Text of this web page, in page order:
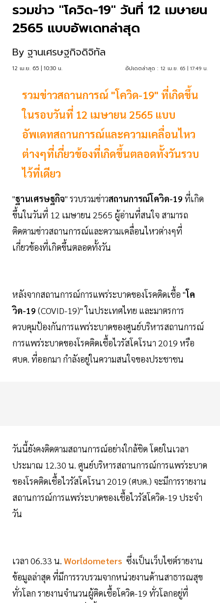
รวมข่าว "โควิด-19" วันที่ 12 เมษายน
2565 แบบอัพเดทล่าสุด
By ฐานเศรษฐกิจดิจิทัล
12 เม.ย. 65 | 10:30 น. อัปเดตล่าสุด : 12 เม.ย. 65 | 17:49 น.
รวมข่าวสถานการณ์ "โควิด-19" ที่เกิดขึ้น
ในรอบวันที่ 12 เมษายน 2565 แบบ
อัพเดทสถานการณ์และความเคลื่อนไหว
ต่างๆที่เกี่ยวข้องที่เกิดขึ้นตลอดทั้งวันรวบ
ไว้ที่เดียว
"ฐานเศรษฐกิจ" รวบรวมข่าวสถานการณ์โควิด-19 ที่เกิด
ขึ้นในวันที่ 12 เมษายน 2565 ผู้อ่านที่สนใจ สามารถ
ติดตามข่าวสถานการณ์และความเคลื่อนไหวต่างๆที่
เกี่ยวข้องที่เกิดขึ้นตลอดทั้งวัน
หลังจากสถานการณ์การแพร่ระบาดของโรคติดเชื้อ "โค
วิด-19 (COVID-19)" ในประเทศไทย และมาตรการ
ควบคุมป้องกันการแพร่ระบาดของศูนย์บริหารสถานการณ์
การแพร่ระบาดของโรคติดเชื้อไวรัสโคโรนา 2019 หรือ
ศบค. ที่ออกมา กำลังอยู่ในความสนใจของประชาชน
วันนี้ยังคงติดตามสถานการณ์อย่างใกล้ชิด โดยในเวลา
ประมาณ 12.30 น. ศูนย์บริหารสถานการณ์การแพร่ระบาด
ของโรคติดเชื้อไวรัสโคโรนา 2019 (ศบค.) จะมีการรายงาน
สถานการณ์การแพร่ระบาดของเชื้อไวรัสโควิด-19 ประจำ
วัน
เวลา 06.33 น. Worldometers ซึ่งเป็นเว็บไซต์รายงาน
ข้อมูลล่าสุด ที่มีการรวบรวมจากหน่วยงานด้านสาธารณสุข
ทั่วโลก รายงานจำนวนผู้ติดเชื้อโควิด-19 ทั่วโลกอยู่ที่